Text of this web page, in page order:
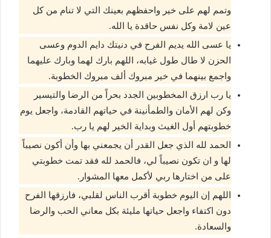
وتمم لهم على خير واحفظهم بعينك التي لا تنام من كل
عين لامة وكل نفس حاقدة يا الله.
يا عسى الله يديم الفرح في دنيتك دايم الدوم وعسى
الحزن لا طال طول غيابه، اللهم بارك لهما وبارك عليهما
واجمع بينهما في خير مبروك ألف مبروك الخطوبة.
يا رب ارزق المخطوبين الجدد بحراً من الرضا والتيسير
وكن لهم الأمان والطمأنينة في حياتهم القادمة، واجعل يوم
خطوبتهم أول الغيث وبداية الخير لهم يا رب.
الحمد لله الذي جعل القدر أن يجمعني بها وأن أكون نصيباً
لها و ان تكون نصيباً لي، فالحمد لله فقد تمت خطوبتي
على من اختارها ربي لأكمل معها المشوار.
اللهم إن اليوم خطوبة أقرب الناس لقلبي، فارزقها الفرح
دون اكتفاء واجعل حياتها مليئة بكل معاني الحب والرضا
والسعادة.